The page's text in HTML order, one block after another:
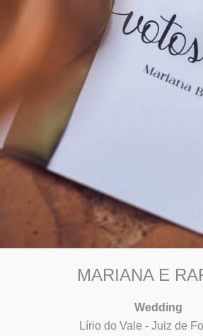
MARIANA E
Wedding
Lírio do Vale - Juiz de